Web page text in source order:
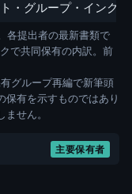
・グループ・インク
各提出者の最新書類で
で共同保有の内訳。前
グループ再編で新筆頭
保有を示すものではあり
せん。
主要保有者